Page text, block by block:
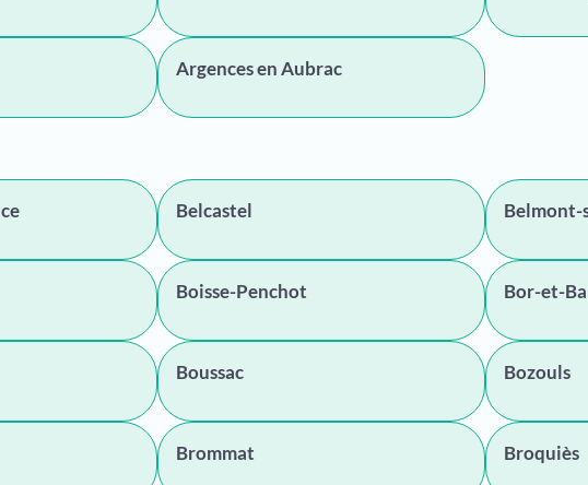
Argences en Aubrac
Belcastel Belmont-
Boisse-Penchot Bor-et-
Boussac Bozouls
Brommat Broquiès